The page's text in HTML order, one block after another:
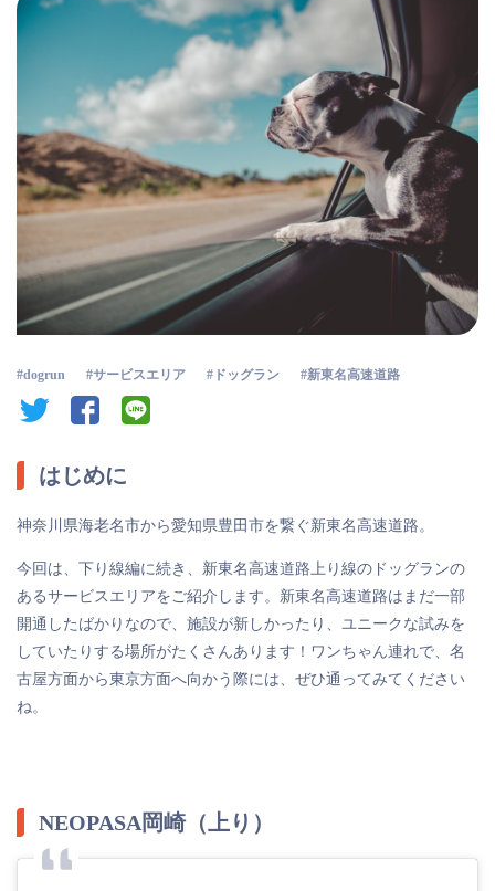
dogrun サービスエリア ドッグラン 新東名高速道路
twitter facebook
はじめに
神奈川県海老名市から愛知県豊田市を繋ぐ新東名高速道路。
今回は、下り線編に続き、新東名高速道路上り線のドッグランの
あるサービスエリアをご紹介します。新東名高速道路はまだ一部
開通したばかりなので、施設が新しかったり、ユニークな試みを
していたりする場所がたくさんあります！ワンちゃん連れで、名
古屋方面から東京方面へ向かう際には、ぜひ通ってみてください
ね。
NEOPASA岡崎（上り）